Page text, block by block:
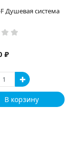
F Душевая система
₽
В корзину